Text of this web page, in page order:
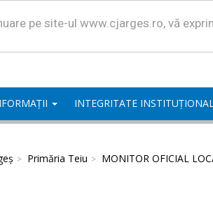
pe site-ul www.cjarges.ro, vă
INTEGRITATE
Primăria Teiu MONITOR OFICIAL